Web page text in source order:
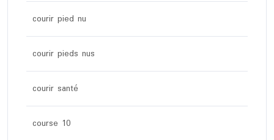
courir pied nu
courir pieds nus
courir santé
course 10